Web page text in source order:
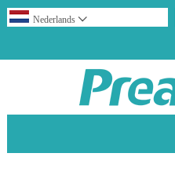
Nederlands 